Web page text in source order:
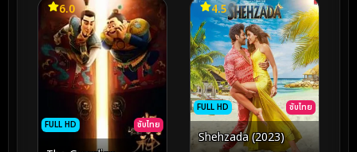
FULL HD ซับไทย
6.0
FULL HD ซับไทย
4.5
Shehzada (2023)